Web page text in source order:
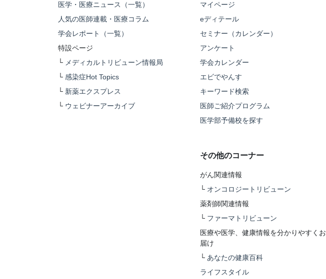
医学・医療ニュース（一覧）
人気の医師連載・医療コラム
学会レポート（一覧）
特設ページ
└ メディカルトリビューン情報局
└ 感染症Hot Topics
└ 新薬エクスプレス
└ ウェビナーアーカイブ
マイページ
eディテール
セミナー（カレンダー）
アンケート
学会カレンダー
エビでやんす
キーワード検索
医師ご紹介プログラム
医学部予備校を探す
その他のコーナー
がん関連情報
└ オンコロジートリビューン
薬剤師関連情報
└ ファーマトリビューン
医療や医学、健康情報を分かりやすくお
届け
└ あなたの健康百科
ライフスタイル